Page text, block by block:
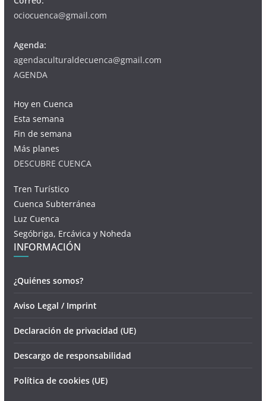
ociocuenca@gmail.com
Agenda:
agendaculturaldecuenca@gmail.com
AGENDA
Hoy en Cuenca
Esta semana
Fin de semana
Más planes
DESCUBRE CUENCA
Tren Turístico
Cuenca Subterránea
Luz Cuenca
Segóbriga, Ercávica y Noheda
INFORMACIÓN
¿Quiénes somos?
Aviso Legal / Imprint
Declaración de privacidad (UE)
Descargo de responsabilidad
Política de cookies (UE)